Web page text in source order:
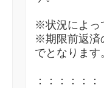
※状況によっ
※期限前返済
でとなります
：：：：：：